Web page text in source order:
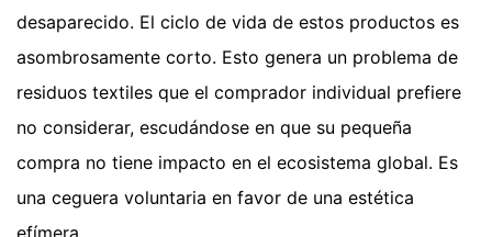
desaparecido. El ciclo de vida de estos productos es
asombrosamente corto. Esto genera un problema de
residuos textiles que el comprador individual prefiere
no considerar, escudándose en que su pequeña
compra no tiene impacto en el ecosistema global. Es
una ceguera voluntaria en favor de una estética
efímera.